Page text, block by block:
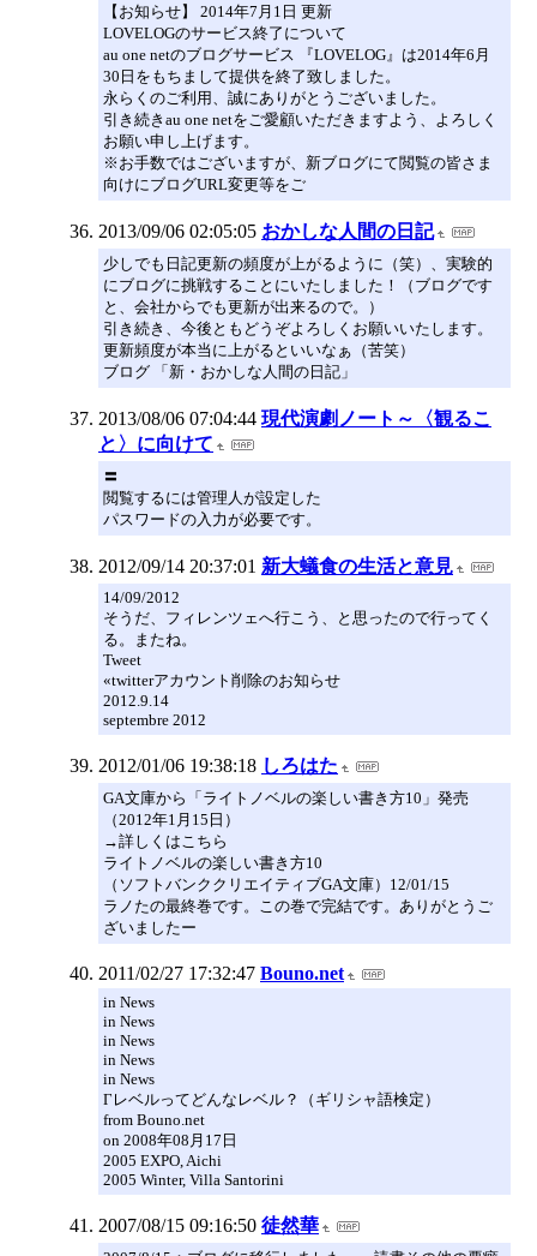
【お知らせ】 2014年7月1日 更新
LOVELOGのサービス終了について
au one netのブログサービス 『LOVELOG』は2014年6月
30日をもちまして提供を終了致しました。
永らくのご利用、誠にありがとうございました。
引き続きau one netをご愛顧いただきますよう、よろしく
お願い申し上げます。
※お手数ではございますが、新ブログにて閲覧の皆さま
向けにブログURL変更等をご
2013/09/06 02:05:05 おかしな人間の日記
少しでも日記更新の頻度が上がるように（笑）、実験的
にブログに挑戦することにいたしました！（ブログです
と、会社からでも更新が出来るので。）
引き続き、今後ともどうぞよろしくお願いいたします。
更新頻度が本当に上がるといいなぁ（苦笑）
ブログ 「新・おかしな人間の日記」
2013/08/06 07:04:44 現代演劇ノート～〈観るこ
と〉に向けて
〓
閲覧するには管理人が設定した
パスワードの入力が必要です。
2012/09/14 20:37:01 新大蟻食の生活と意見
14/09/2012
そうだ、フィレンツェへ行こう、と思ったので行ってく
る。またね。
Tweet
«twitterアカウント削除のお知らせ
2012.9.14
septembre 2012
2012/01/06 19:38:18 しろはた
GA文庫から「ライトノベルの楽しい書き方10」発売
（2012年1月15日）
→詳しくはこちら
ライトノベルの楽しい書き方10
（ソフトバンククリエイティブGA文庫）12/01/15
ラノたの最終巻です。この巻で完結です。ありがとうご
ざいましたー
2011/02/27 17:32:47 Bouno.net
in News
in News
in News
in News
in News
Γレベルってどんなレベル？（ギリシャ語検定）
from Bouno.net
on 2008年08月17日
2005 EXPO, Aichi
2005 Winter, Villa Santorini
2007/08/15 09:16:50 徒然華